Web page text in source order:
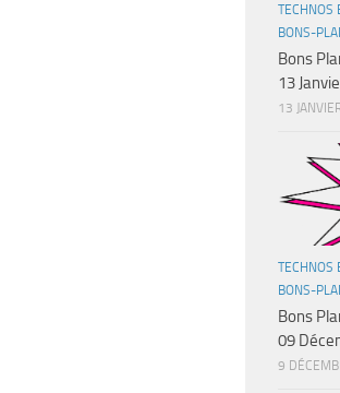
TECHNOS
BONS-
Bons
13
13
TECHNOS
BONS-
Bons
09
9